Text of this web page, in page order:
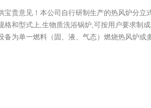
宝贵意见！本公司自行研制生产的热风炉分立
格和型式上,生物质洗浴锅炉,可按用户要求制
备为单一燃料（固、液、气态）燃烧热风炉或